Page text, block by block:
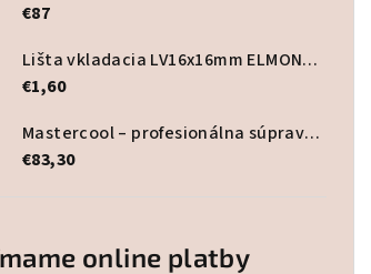
€87
Lišta vkladacia LV16x16mm ELMONT, biela
€1,60
Mastercool – profesionálna súprava lepidla na HVAC potrubia
€83,30
online platby